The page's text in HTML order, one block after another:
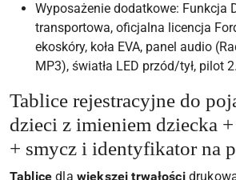
Wyposażenie dodatkowe: Funkcja
transportowa, oficjalna licencja
ekoskóry, koła EVA, panel audio
MP3), światła LED przód/tył, pilot
Tablice rejestracyjne do
dzieci z imieniem dziecka
+ smycz i identyfikator na
Tablice dla większej trwałości